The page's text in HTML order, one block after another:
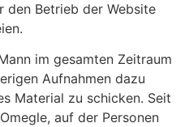
den Betrieb der Website
im gesamten Zeitraum
Aufnahmen dazu
Material zu schicken. Seit
auf der Personen